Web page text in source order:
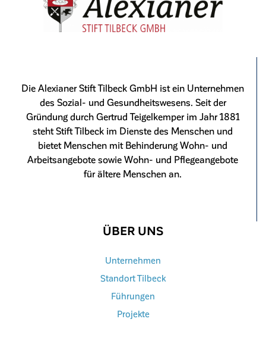
Die Alexianer Stift Tilbeck GmbH ist ein Unternehmen
des Sozial- und Gesundheitswesens. Seit der
Gründung durch Gertrud Teigelkemper im Jahr 1881
steht Stift Tilbeck im Dienste des Menschen und
bietet Menschen mit Behinderung Wohn- und
Arbeitsangebote sowie Wohn- und Pflegeangebote
für ältere Menschen an.
ÜBER UNS
Unternehmen
Standort Tilbeck
Führungen
Projekte